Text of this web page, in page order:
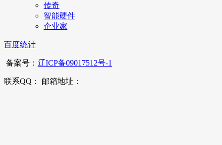
传奇
智能硬件
企业家
百度统计
备案号： 辽ICP备09017512号-1
联系QQ： 邮箱地址：